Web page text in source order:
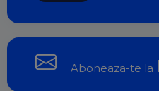
Aboneaza-te la